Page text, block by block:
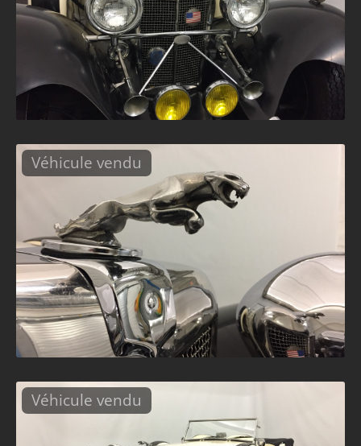
Véhicule vendu
Véhicule vendu